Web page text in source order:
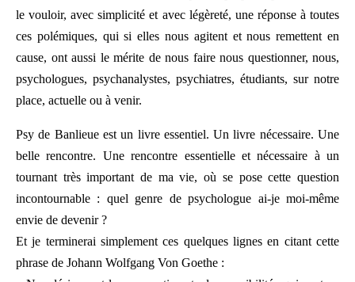
le vouloir, avec simplicité et avec légèreté, une réponse à toutes
ces polémiques, qui si elles nous agitent et nous remettent en
cause, ont aussi le mérite de nous faire nous questionner, nous,
psychologues, psychanalystes, psychiatres, étudiants, sur notre
place, actuelle ou à venir.
Psy de Banlieue est un livre essentiel. Un livre nécessaire. Une
belle rencontre. Une rencontre essentielle et nécessaire à un
tournant très important de ma vie, où se pose cette question
incontournable : quel genre de psychologue ai-je moi-même
envie de devenir ?
Et je terminerai simplement ces quelques lignes en citant cette
phrase de Johann Wolfgang Von Goethe :